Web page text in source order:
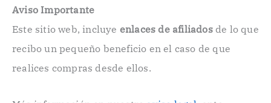
e
t
ó
n
Aviso Importante
Este sitio web, incluye enlaces de afiliadosde lo que
recibo un pequeño beneficio en el caso de que
realices compras desde ellos.